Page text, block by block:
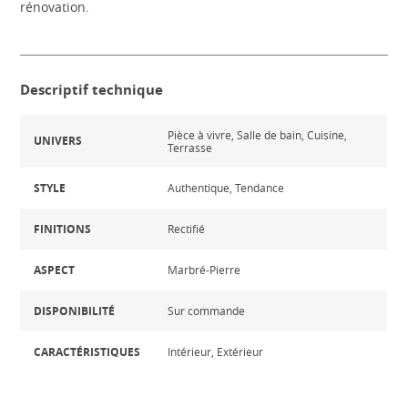
rénovation.
Descriptif technique
UNIVERS
Pièce à vivre, Salle de bain, Cuisine,
Terrasse
STYLE Authentique, Tendance
FINITIONS Rectifié
ASPECT Marbré-Pierre
DISPONIBILITÉ Sur commande
CARACTÉRISTIQUES Intérieur, Extérieur